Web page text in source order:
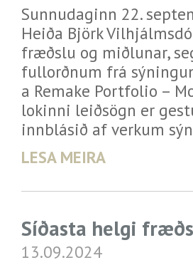
Sunnudaginn 22.
Heiða Björk
fræðslu og miðlunar,
fullorðnum frá
a Remake Portfolio –
lokinni leiðsögn er
innblásið af verkum
LESA MEIRA
Síðasta helgi
13.09.2024